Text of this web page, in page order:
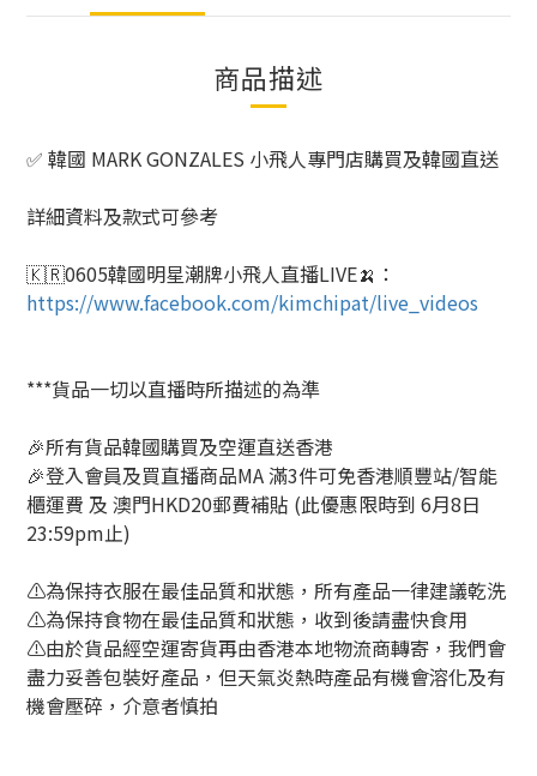
商品描述
✅ 韓國 MARK GONZALES 小飛人專門店購買及韓國直送
詳細資料及款式可參考
🇰🇷0605韓國明星潮牌小飛人直播LIVE🍌 ：
https://www.facebook.com/kimchipat/live_videos
***貨品一切以直播時所描述的為準
🎉所有貨品韓國購買及空運直送香港
🎉登入會員及買直播商品MA 滿3件可免香港順豐站/智能
櫃運費 及 澳門HKD20郵費補貼 (此優惠限時到 6月8日
23:59pm止)
⚠️為保持衣服在最佳品質和狀態，所有產品一律建議乾洗
⚠️為保持食物在最佳品質和狀態，收到後請盡快食用
⚠️由於貨品經空運寄貨再由香港本地物流商轉寄，我們會
盡力妥善包裝好產品，但天氣炎熱時產品有機會溶化及有
機會壓碎，介意者慎拍